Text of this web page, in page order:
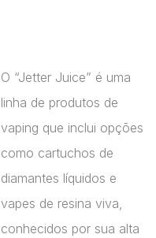
O “Jetter Juice” é uma
linha de produtos de
vaping que inclui opções
como cartuchos de
diamantes líquidos e
vapes de resina viva,
conhecidos por sua alta